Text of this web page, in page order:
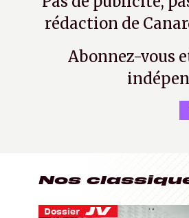
rédaction de
Abonnez-vous
Nos
Dossier